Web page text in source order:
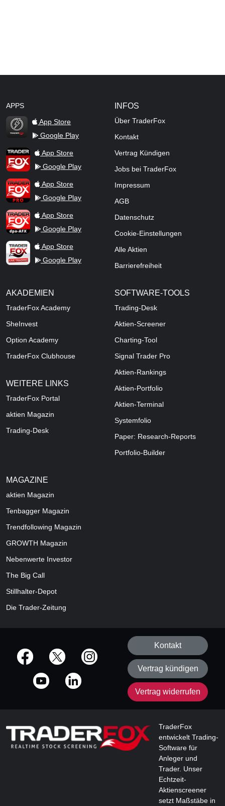
APPS
TraderFox Flash
App Store
Google Play
TraderFox AppApp Store
Google Play
TraderFox ProApp Store
Google Play
TraderFox dpa-AFX ProFeed
App Store
Google Play
TraderFox Live Trading
App Store
Google Play
INFOS
Über TraderFox
Kontakt
Vertrag Kündigen
Jobs bei TraderFox
Impressum
AGB
Datenschutz
Cookie-Einstellungen
Alle Aktien
Barrierefreiheit
AKADEMIEN
TraderFox Academy
SheInvest
Option Academy
TraderFox Clubhouse
WEITERE LINKS
TraderFox Portal
aktien Magazin
Trading-Desk
SOFTWARE-TOOLS
Trading-Desk
Aktien-Screener
Charting-Tool
Signal Trader Pro
Aktien-Rankings
Aktien-Portfolio
Aktien-Terminal
Systemfolio
Paper: Research-Reports
Portfolio-Builder
MAGAZINE
aktien Magazin
Tenbagger Magazin
Trendfollowing Magazin
GROWTH Magazin
Nebenwerte Investor
The Big Call
Stillhalter-Depot
Die Trader-Zeitung
offizielle Social Media-Accounts
Kontakt
Vertrag kündigen
Vertrag widerrufen
TraderFox
entwickelt Trading-
Software für
Anleger und
Trader. Unser
Echtzeit-
Aktienscreener
setzt Maßstäbe in